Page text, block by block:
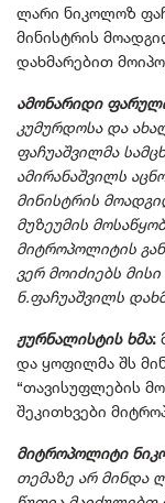
ლარი ნიკოლოზ
მინისტრის
დახმარებით
ამონარიდი
კუმურდოსა და
ფაჩუაშვილმა
ამირანაშვილს
მინისტრის
მუზეუმის
მიტროპოლიტის
ვერ მოიძიებს
ნ.ფაჩუაშვილს
ჟურნალისტის ხმა:
და ყოფილმა შს
“თავისუფლების
შეკითხვები
მიტროპოლიტი
თემაზე არ მინდა